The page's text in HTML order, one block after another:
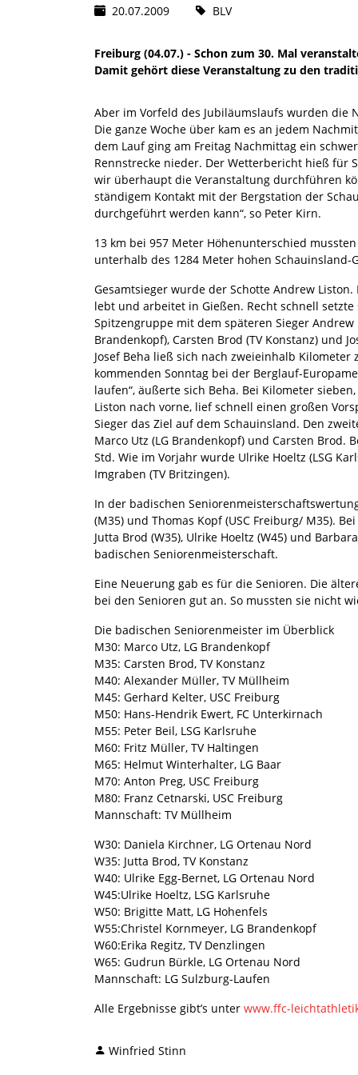
20.07.2009 BLV
Freiburg (04.07.) - Schon zum 30. Mal
Damit gehört diese Veranstaltung zu den
Aber im Vorfeld des Jubiläumslaufs wurden die
Die ganze Woche über kam es an jedem
dem Lauf ging am Freitag Nachmittag ein
Rennstrecke nieder. Der Wetterbericht hieß für
wir überhaupt die Veranstaltung durchführen
ständigem Kontakt mit der Bergstation der
durchgeführt werden kann“, so Peter Kirn.
13 km bei 957 Meter Höhenunterschied
unterhalb des 1284 Meter hohen Schauinsland-
Gesamtsieger wurde der Schotte Andrew
lebt und arbeitet in Gießen. Recht schnell
Spitzengruppe mit dem späteren Sieger Andrew
Brandenkopf), Carsten Brod (TV Konstanz) und
Josef Beha ließ sich nach zweieinhalb
kommenden Sonntag bei der Berglauf-
laufen“, äußerte sich Beha. Bei Kilometer
Liston nach vorne, lief schnell einen großen
Sieger das Ziel auf dem Schauinsland. Den
Marco Utz (LG Brandenkopf) und Carsten Brod.
Std. Wie im Vorjahr wurde Ulrike Hoeltz (LSG
Imgraben (TV Britzingen).
In der badischen
(M35) und Thomas Kopf (USC Freiburg/ M35).
Jutta Brod (W35), Ulrike Hoeltz (W45) und
badischen Seniorenmeisterschaft.
Eine Neuerung gab es für die Senioren. Die
bei den Senioren gut an. So mussten sie nicht
Die badischen Seniorenmeister im Überblick
M30: Marco Utz, LG Brandenkopf
M35: Carsten Brod, TV Konstanz
M40: Alexander Müller, TV Müllheim
M45: Gerhard Kelter, USC Freiburg
M50: Hans-Hendrik Ewert, FC Unterkirnach
M55: Peter Beil, LSG Karlsruhe
M60: Fritz Müller, TV Haltingen
M65: Helmut Winterhalter, LG Baar
M70: Anton Preg, USC Freiburg
M80: Franz Cetnarski, USC Freiburg
Mannschaft: TV Müllheim
W30: Daniela Kirchner, LG Ortenau Nord
W35: Jutta Brod, TV Konstanz
W40: Ulrike Egg-Bernet, LG Ortenau Nord
W45:Ulrike Hoeltz, LSG Karlsruhe
W50: Brigitte Matt, LG Hohenfels
W55:Christel Kornmeyer, LG Brandenkopf
W60:Erika Regitz, TV Denzlingen
W65: Gudrun Bürkle, LG Ortenau Nord
Mannschaft: LG Sulzburg-Laufen
Alle Ergebnisse gibt’s unter www.ffc-
Winfried Stinn